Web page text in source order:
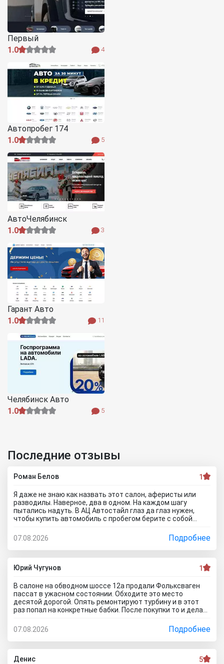
Первый
1.0
4
Автопробег 174
1.0
5
АвтоЧелябинск
1.0
3
Гарант Авто
1.0
11
Челябинск Авто
1.0
5
Последние отзывы
Роман Белов 1
Я даже не знаю как назвать этот салон, аферисты или
разводилы. Наверное, два в одном. На каждом шагу
пытались надуть. В АЦ Автостайл глаз да глаз нужен,
чтобы купить автомобиль с пробегом берите с собой
еще юриста захватите. Менеджер вообще никак не давал
осмотреть авто. Ни капот открыть, ни в салон сесть, ни
днище глянуть. Попросил документы и то вместо них
ксерокопии принес. Мне даже смешно стало. Может по
картинкам тачку выбирать будем? Как я его не убеждал,
настаивать больше не стал, но очень интересно было, а
если бы я 5 тачек осмотреть захотел, на все 5 договора
бы писали? Бред полнейший..хорошо что в Челябинске
есть куча других автосалонов и этот с лживый автоцентр
можно спокойно объехать стороной.
07.08.2026 Подробнее
Юрий Чугунов 1
В салоне на обводном шоссе 12а продали Фольксваген
пассат в ужасном состоянии. Обходите это место
десятой дорогой. Опять ремонтируют турбину и в этот
раз попал на конкретные бабки. После покупки то и делаю,
что все с машиной идеально, а сейчас ничего не могу
сделать по гарантийному ремонту. Аферисты хреновы! Я
когда спрашивают где купить автомобиль в Тольятти
говорю - где угодно но не в автосалоне М-Авто!
07.08.2026 Подробнее
Денис 5